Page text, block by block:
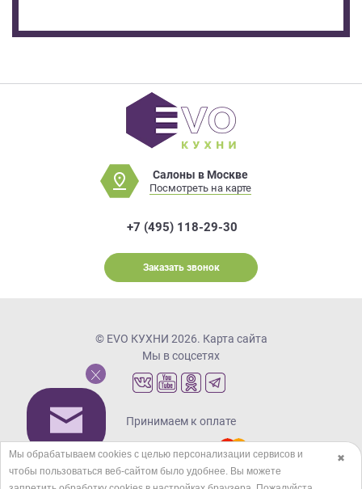
Салоны в Москве
Посмотреть на карте
+7 (495) 118-29-30
Заказать звонок
© EVO КУХНИ 2026. Карта сайта
Мы в соцсетях
Принимаем к оплате
Кредиты и рассрочка
✖
Мы обрабатываем cookies с целью персонализации сервисов и
чтобы пользоваться веб-сайтом было удобнее. Вы можете